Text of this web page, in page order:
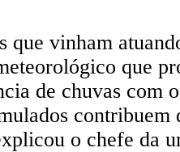
vinham
que
de chuvas com
o chefe da